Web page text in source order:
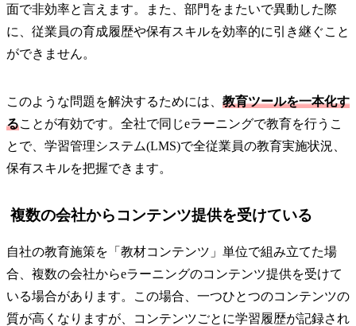
面で非効率と言えます。また、部門をまたいで異動した際
に、従業員の育成履歴や保有スキルを効率的に引き継ぐこと
ができません。
このような問題を解決するためには、 教育ツールを一本化す
ることが有効です。全社で同じeラーニングで教育を行うこ
とで、学習管理システム(LMS)で全従業員の教育実施状況、
保有スキルを把握できます。
複数の会社からコンテンツ提供を受けている
自社の教育施策を「教材コンテンツ」単位で組み立てた場
合、複数の会社からeラーニングのコンテンツ提供を受けて
いる場合があります。この場合、一つひとつのコンテンツの
質が高くなりますが、コンテンツごとに学習履歴が記録され